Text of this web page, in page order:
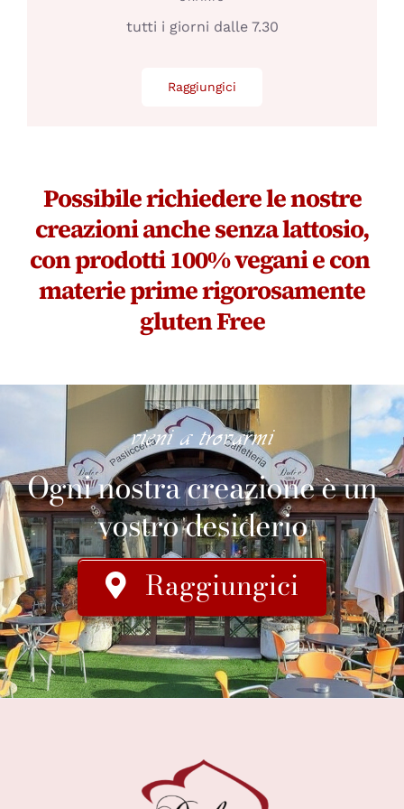
tutti i giorni dalle 7.30
Raggiungici
Possibile richiedere le nostre
creazioni anche senza lattosio,
con prodotti 100% vegani e con
materie prime rigorosamente
gluten Free
vieni a trovarmi
Ogni nostra creazione è un
vostro desiderio
Raggiungici